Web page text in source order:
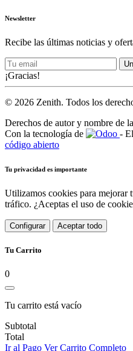
Newsletter
Recibe las últimas noticias y
¡Gracias!
© 2026 Zenith. Todos los
Derechos de autor y nombre de
Con la tecnología de
-
código abierto
Tu privacidad es importante
Utilizamos cookies para mejorar
tráfico. ¿Aceptas el uso de
Configurar Aceptar todo
Tu Carrito
0
Tu carrito está vacío
Subtotal
Total
Ir al Pago Ver Carrito Completo